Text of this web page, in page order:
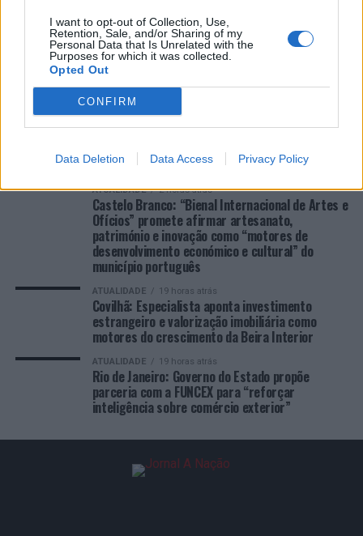
I want to opt-out of Collection, Use,
Retention, Sale, and/or Sharing of my
Personal Data that Is Unrelated with the
Purposes for which it was collected.
Opted Out
CONFIRM
Data Deletion Data Access Privacy Policy
Portugal
Saúde
Sociedade
ÚLTIMAS DESTAQUE VIDEOS
ATUALIDADE 2 horas atrás
Castelo Branco: “Bienal Internacional de Artes e
Ofícios” promete afirmar artesanato,
património e inovação como “motores de
desenvolvimento económico e cultural” do
município português
ATUALIDADE 19 horas atrás
Covilhã: Especialista aponta investimento
estrangeiro e valorização imobiliária como
motores do crescimento da Beira Interior
ATUALIDADE 19 horas atrás
Rio de Janeiro: Governo do Estado propõe
parceria com a FUNCEX para “reforçar
inteligência sobre comércio exterior”